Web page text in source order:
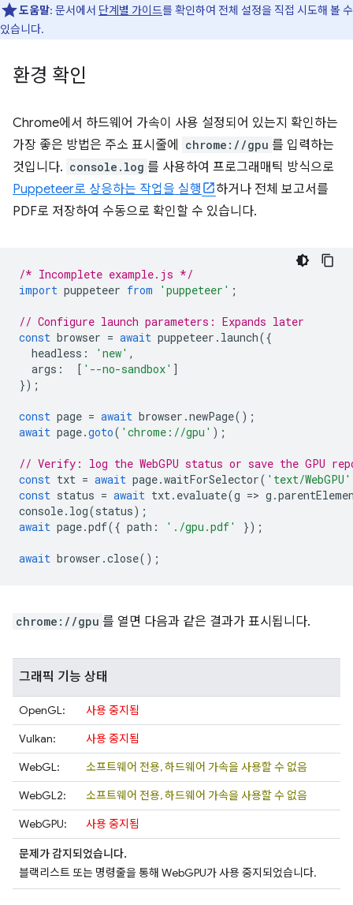
도움말: 문서에서 단계별 가이드를 확인하여 전체 설정을 직접 시도해 볼 수
있습니다.
환경 확인
Chrome에서 하드웨어 가속이 사용 설정되어 있는지 확인하는
가장 좋은 방법은 주소 표시줄에
chrome://gpu 를 입력하는
것입니다. console.log 를 사용하여 프로그래매틱 방식으로
Puppeteer로 상응하는 작업을 실행
하거나 전체 보고서를
PDF로 저장하여 수동으로 확인할 수 있습니다.
/* Incomplete example.js */
import puppeteer from 'puppeteer' ;
// Configure launch parameters: Expands later
const browser = await puppeteer . launch({
headless : 'new' ,
args : [ '--no-sandbox' ]
});
const page = await browser .newPage();
await page.goto( 'chrome://gpu' );
// Verify: log the WebGPU status or save the GPU
const txt = await page.waitForSelector( 'text/WebGPU'
const status = await txt. evaluate(g => g .
console. log(status);
await page.pdf({ path : './gpu.pdf' });
await browser .close();
chrome://gpu 를 열면 다음과 같은 결과가 표시됩니다.
그래픽 기능 상태
OpenGL:
사용 중지됨
Vulkan:
사용 중지됨
WebGL:
소프트웨어 전용, 하드웨어 가속을 사용할 수 없음
WebGL2:
소프트웨어 전용, 하드웨어 가속을 사용할 수 없음
WebGPU:
사용 중지됨
문제가 감지되었습니다.
블랙리스트 또는 명령줄을 통해 WebGPU가 사용 중지되었습니다.